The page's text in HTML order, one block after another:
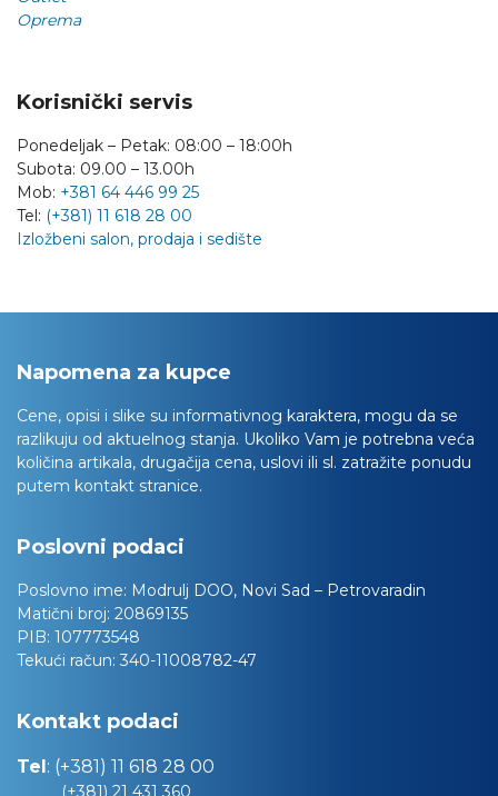
Oprema
Korisnički servis
Ponedeljak – Petak: 08:00 – 18:00h
Subota: 09.00 – 13.00h
Mob: +381 64 446 99 25
Tel: (+381) 11 618 28 00
Izložbeni salon, prodaja i sedište
Napomena za kupce
Cene, opisi i slike su informativnog karaktera, mogu da se
razlikuju od aktuelnog stanja. Ukoliko Vam je potrebna veća
količina artikala, drugačija cena, uslovi ili sl. zatražite ponudu
putem kontakt stranice.
Poslovni podaci
Poslovno ime: Modrulj DOO, Novi Sad – Petrovaradin
Matični broj: 20869135
PIB: 107773548
Tekući račun: 340-11008782-47
Kontakt podaci
Tel: (+381) 11 618 28 00
(+381) 21 431 360